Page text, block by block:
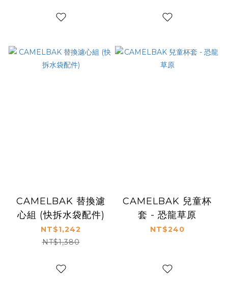
CAMELBAK 替換濾
心組 (快拆水袋配件)
NT$1,242
NT$1,380
CAMELBAK 兒童杯
套 - 恐龍草原
NT$240